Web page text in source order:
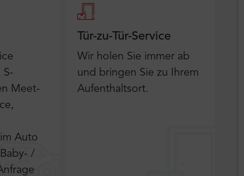
S-
Meet-
Auto
/
Tür-zu-Tür-Service
Wir holen Sie immer ab
und bringen Sie zu Ihrem
Aufenthaltsort.